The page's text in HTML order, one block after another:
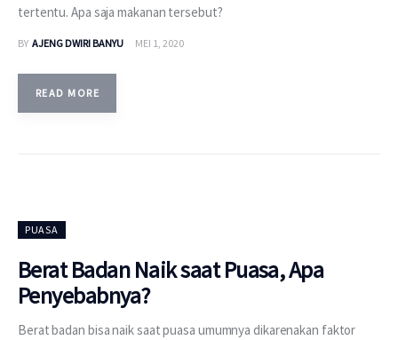
tertentu. Apa saja makanan tersebut?
BY AJENG DWIRI BANYU MEI 1, 2020
READ MORE
PUASA
Berat Badan Naik saat Puasa, Apa
Penyebabnya?
Berat badan bisa naik saat puasa umumnya dikarenakan faktor